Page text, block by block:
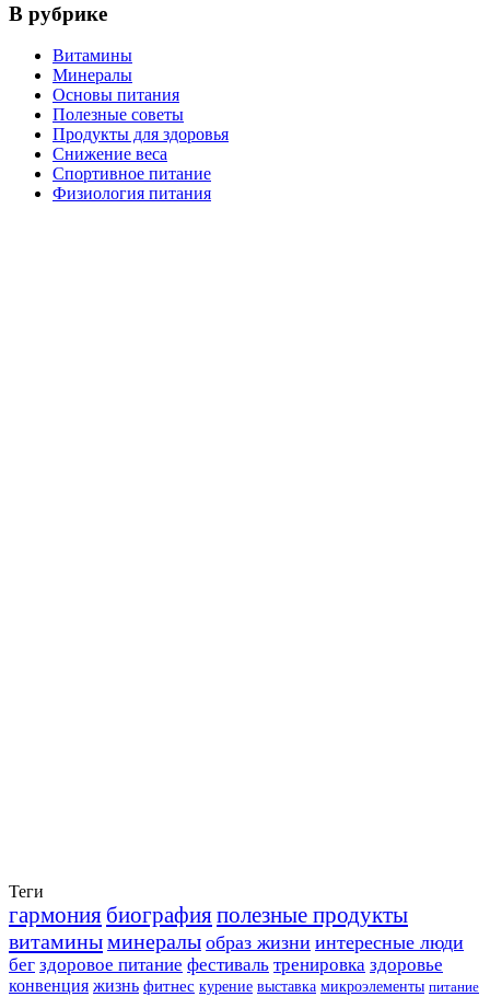
В рубрике
Витамины
Минералы
Основы питания
Полезные советы
Продукты для здоровья
Снижение веса
Спортивное питание
Физиология питания
Теги
гармония биографияполезные продукты
витаминыминералы образ жизни интересные люди
бег здоровое питание фестиваль тренировка здоровье
конвенция жизнь фитнес курение выставка микроэлементы питание